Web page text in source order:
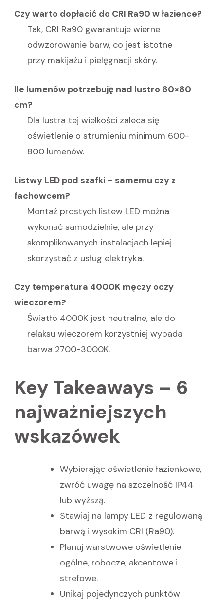
Czy warto dopłacić do CRI Ra90 w łazience?
Tak, CRI Ra90 gwarantuje wierne
odwzorowanie barw, co jest istotne
przy makijażu i pielęgnacji skóry.
Ile lumenów potrzebuję nad lustro 60×80
cm?
Dla lustra tej wielkości zaleca się
oświetlenie o strumieniu minimum 600-
800 lumenów.
Listwy LED pod szafki – samemu czy z
fachowcem?
Montaż prostych listew LED można
wykonać samodzielnie, ale przy
skomplikowanych instalacjach lepiej
skorzystać z usług elektryka.
Czy temperatura 4000K męczy oczy
wieczorem?
Światło 4000K jest neutralne, ale do
relaksu wieczorem korzystniej wypada
barwa 2700-3000K.
Key Takeaways – 6
najważniejszych
wskazówek
Wybierając oświetlenie łazienkowe,
zwróć uwagę na szczelność IP44
lub wyższą.
Stawiaj na lampy LED z regulowaną
barwą i wysokim CRI (Ra90).
Planuj warstwowe oświetlenie:
ogólne, robocze, akcentowe i
strefowe.
Unikaj pojedynczych punktów